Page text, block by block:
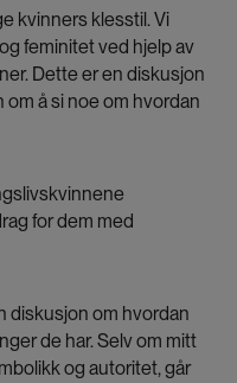
kvinners klesstil. Vi
feminitet ved hjelp av
Dette er en diskusjon
om å si noe om hvordan
for dem med
diskusjon om hvordan
de har. Selv om mitt
og autoritet, går